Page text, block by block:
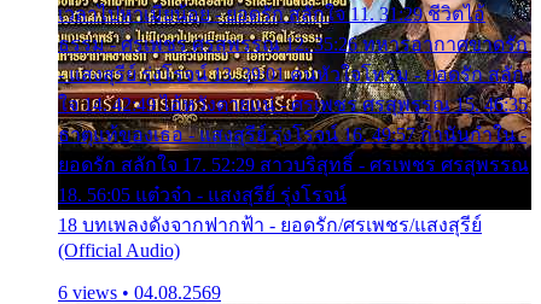
เวลาไปหาเมียน้อย - ยอดรัก สลักใจ 11. 31:29 ชีวิตไอ้
ธรรม - ศรเพชร ศรสุพรรณ 12. 35:26 ทหารอากาศขาดรัก
- แสงสุรีย์ รุ่งโรจน์ 13. 39:01 คนหัวใจโทรม - ยอดรัก สลัก
ใจ 14. 42:49 ไอ้หวังตายแน่ - ศรเพชร ศรสุพรรณ 15. 46:35
ธาตุแท้ของเธอ - แสงสุรีย์ รุ่งโรจน์ 16. 49:57 กำนันกำใน -
ยอดรัก สลักใจ 17. 52:29 สาวบริสุทธิ์ - ศรเพชร ศรสุพรรณ
18. 56:05 แต๋วจ๋า - แสงสุรีย์ รุ่งโรจน์
18 บทเพลงดังจากฟากฟ้า - ยอดรัก/ศรเพชร/แสงสุรีย์
(Official Audio)
6 views • 04.08.2569